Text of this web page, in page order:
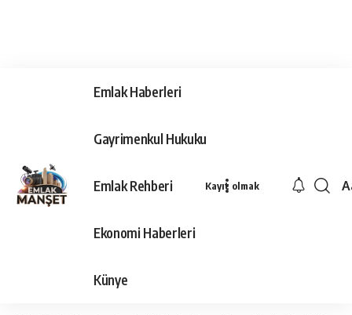
Emlak Haberleri
Gayrimenkul Hukuku
Emlak Rehberi
Ekonomi Haberleri
Künye
Kayıt olmak